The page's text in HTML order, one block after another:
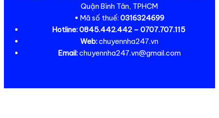
Quận Bình Tân, TPHCM
• Mã số thuế: 0316324699
Hotline:0845.442.442 – 0707.707.115
Web:chuyennha247.vn
Email:chuyennha247.vn@gmail.com